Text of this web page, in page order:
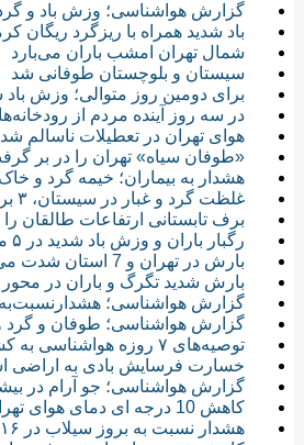
گزارش هواشناسی؛ وزش باد و
باد شدید همراه با ریزگرد ریگان
شمال تهران امشب باران می‌بارد
سیستان و بلوچستان طوفانی شد
برای دومین روز متوالی؛ وزش
در سه روز آینده مردم از
هوای تهران در تعطیلات ناسالم شد
«طوفان سیاه» تهران را در بر
هشدار به بیماران؛ خیمه گرد و
غلظت گرد و غبار در سیستان، ۳ برابر حد مجاز
برف تابستانی ارتفاعات طالقان
رگبار باران و وزش باد شدید در ۵ منطقه کشور
بارش در تهران و 7 استان شدت می‌گیرد
بارش شدید تگرگ و باران در محور
گزارش هواشناسی؛
گزارش هواشناسی؛ طوفان و
توصیه‌های ۷ روزه هواشناسی به کشاورزان
خسارت فرسایش بادی به اراضی استان سمنان/۲۰
گزارش هواشناسی؛ جو آرام در
کاهش 10 درجه ای دمای هوای تهران
هشدار نسبت به بروز سیلاب در ۱۶ استان - باران شدید در ۲۰ استان